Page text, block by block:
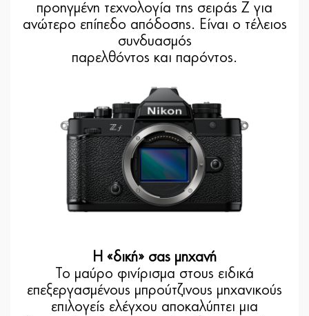
προηγμένη τεχνολογία της σειράς Z για
ανώτερο επίπεδο απόδοσης. Είναι ο τέλειος
συνδυασμός
παρελθόντος και παρόντος.
Η «δική» σας μηχανή
Το μαύρο φινίρισμα στους ειδικά
επεξεργασμένους μπρούτζινους μηχανικούς
επιλογείς ελέγχου αποκαλύπτει μια